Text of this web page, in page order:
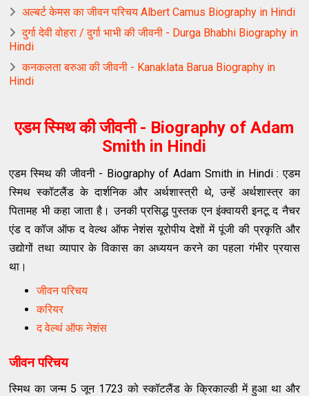
अल्बर्ट केमस का जीवन परिचय Albert Camus Biography in Hindi
दुर्गा देवी वोहरा / दुर्गा भाभी की जीवनी - Durga Bhabhi Biography in
Hindi
कनकलता बरुआ की जीवनी - Kanaklata Barua Biography in
Hindi
एडम स्मिथ की जीवनी - Biography of Adam
Smith in Hindi
एडम स्मिथ की जीवनी - Biography of Adam Smith in Hindi : एडम
स्‍मिथ स्‍कॉटलैंड के दार्शनिक और अर्थशास्‍त्री थे,उन्हें अर्थशास्त्र का
पितामह भी कहा जाता है। उनकी प्रसिद्ध पुस्‍तक एन इंक्‍वायरी इनटू द नैचर
एंड द कॉज ऑफ द वेल्‍थ ऑफ नेशंस यूरोपीय देशों में पूंजी की प्रकृति और
उद्योगों तथा व्‍यापार के विकास का अध्‍ययन करने का पहला गंभीर प्रयास
था।
जीवन परिचय
करियर
द वेल्‍थं ऑफ नेशंस
जीवन परिचय
स्‍मिथ का जन्‍म 5 जून 1723 को स्‍कॉटलैंड के क्रिकाल्‍डी में हुआ था और